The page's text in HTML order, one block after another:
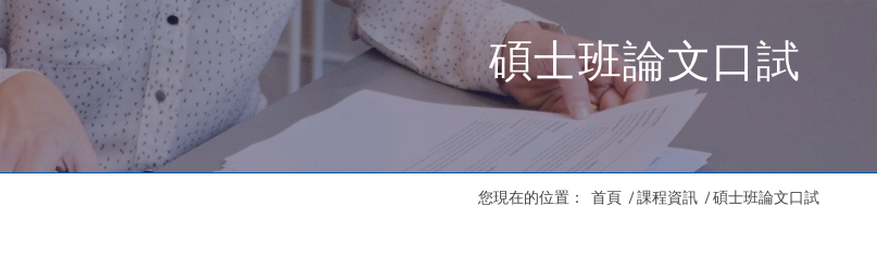
您現在的位置： 首頁 / 課程資訊 / 碩士班論文口試
碩士班論文口試